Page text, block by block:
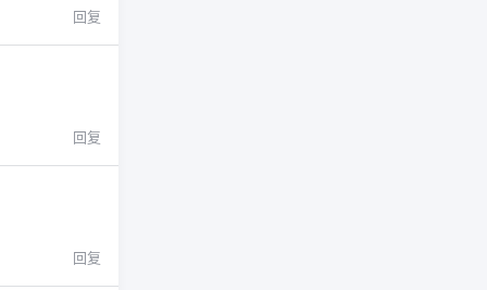
回复
回复
回复